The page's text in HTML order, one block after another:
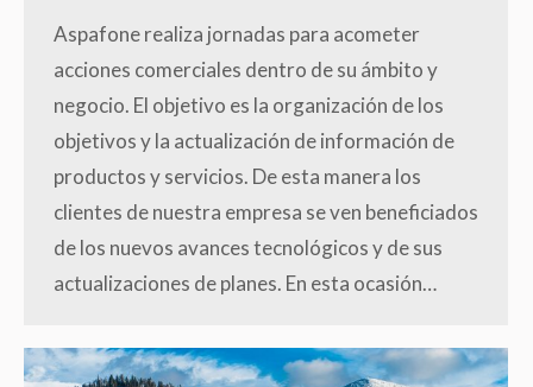
Aspafone realiza jornadas para acometer
acciones comerciales dentro de su ámbito y
negocio. El objetivo es la organización de los
objetivos y la actualización de información de
productos y servicios. De esta manera los
clientes de nuestra empresa se ven beneficiados
de los nuevos avances tecnológicos y de sus
actualizaciones de planes. En esta ocasión…